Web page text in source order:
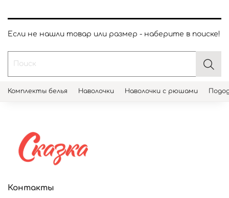
Если не нашли товар или размер - наберите в поиске!
Комплекты белья Наволочки Наволочки с рюшами
Контакты